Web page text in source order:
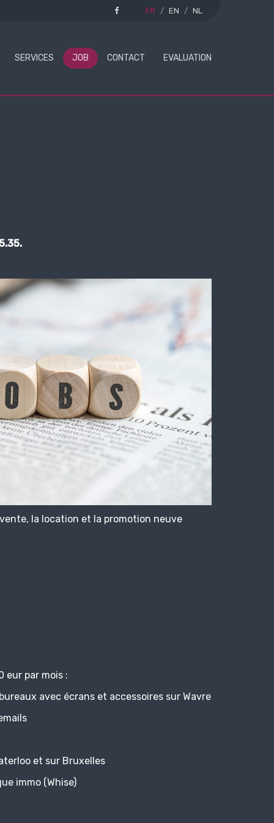
FR EN NL
SERVICES JOB CONTACT EVALUATION
la location et la promotion neuve
eur par mois :
avec écrans et accessoires sur Wavre
et sur Bruxelles
immo (Whise)